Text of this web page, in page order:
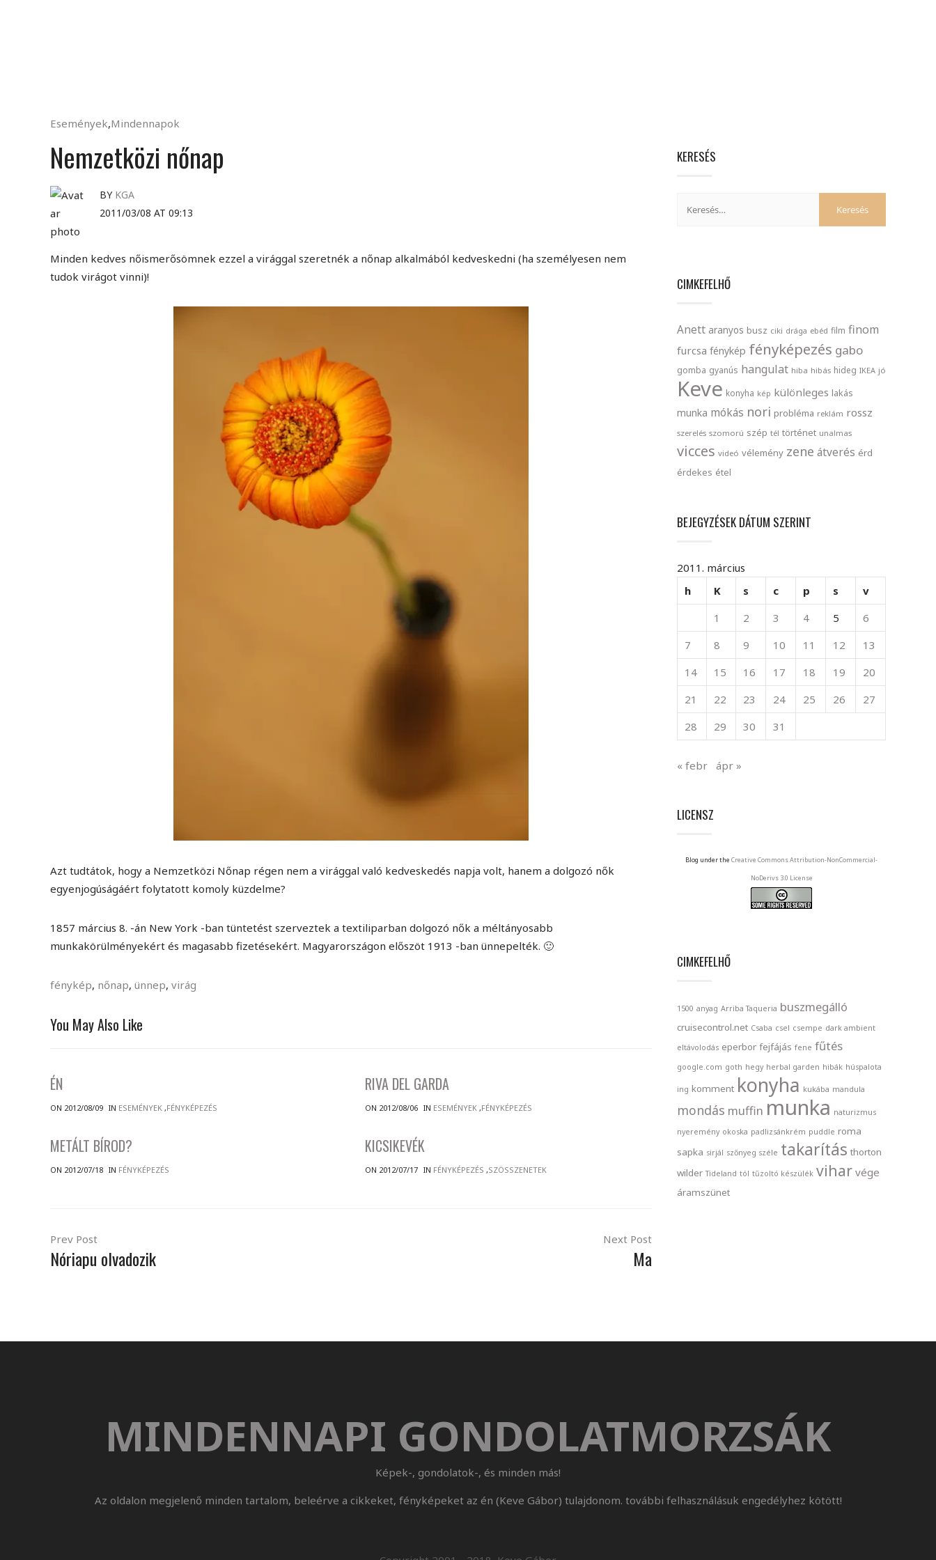
Események,Mindennapok
Nemzetközi nőnap
BY KGA
2011/03/08 AT 09:13
Minden kedves nőismerősömnek ezzel a virággal szeretnék a nőnap alkalmából kedveskedni (ha személyesen nem
tudok virágot vinni)!
Azt tudtátok, hogy a Nemzetközi Nőnap régen nem a virággal való kedveskedés napja volt, hanem a dolgozó nők
egyenjogúságáért folytatott komoly küzdelme?
1857 március 8. -án New York -ban tüntetést szerveztek a textiliparban dolgozó nők a méltányosabb
munkakörülményekért és magasabb fizetésekért. Magyarországon előszöt 1913 -ban ünnepelték. 🙂
fénykép, nőnap, ünnep, virág
You May Also Like
ÉN
ON 2012/08/09 IN ESEMÉNYEK ,FÉNYKÉPEZÉS
RIVA DEL GARDA
ON 2012/08/06 IN ESEMÉNYEK ,FÉNYKÉPEZÉS
METÁLT BÍROD?
ON 2012/07/18 IN FÉNYKÉPEZÉS
KICSIKEVÉK
ON 2012/07/17 IN FÉNYKÉPEZÉS ,SZÖSSZENETEK
Prev Post
Nóriapu olvadozik
Next Post
Ma
KERESÉS
CIMKEFELHŐ
Anett aranyos busz ciki drága ebéd film finom
furcsa fénykép fényképezés gabo
gomba gyanús hangulat hiba hibás hideg IKEA jó
Keve konyha kép különleges lakás
munka mókás nori probléma reklám rossz
szerelés szomorú szép tél történet unalmas
vicces videó vélemény zene átverés érd
érdekes étel
BEJEGYZÉSEK DÁTUM SZERINT
2011. március
h
K s c p s
v
1
2 3 4 5
6
7
8 9 10 11 12
13
14
15 16 17 18 19
20
21
22 23 24 25 26
27
28
29 30 31
« febr ápr »
LICENSZ
Blog under the Creative Commons Attribution-NonCommercial-
NoDerivs 3.0 License
CIMKEFELHŐ
1500 anyag Arriba Taqueria buszmegálló
cruisecontrol.net Csaba csel csempe dark ambient
eltávolodás eperbor fejfájás fene fűtés
google.com goth hegy herbal garden hibák húspalota
ing komment konyha kukába mandula
mondás muffin munka naturizmus
nyeremény okoska padlizsánkrém puddle roma
sapka sirjál szőnyeg széle takarítás thorton
wilder Tideland tól tűzoltó készülék vihar vége
áramszünet
MINDENNAPI GONDOLATMORZSÁK
Képek-, gondolatok-, és minden más!
Az oldalon megjelenő minden tartalom, beleérve a cikkeket, fényképeket az én (Keve Gábor) tulajdonom. további felhasználásuk engedélyhez kötött!